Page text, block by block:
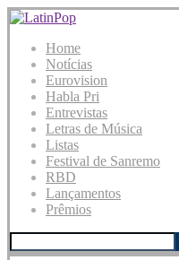
Home
Notícias
Eurovision
Habla Pri
Entrevistas
Letras de Música
Listas
Festival de Sanremo
RBD
Lançamentos
Prêmios